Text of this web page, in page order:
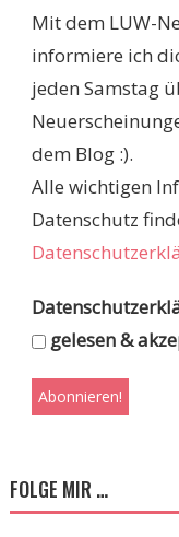
Mit dem LUW-
informiere ich
jeden Samstag
dem Blog :).
Alle wichtigen
Datenschutz
gelesen &
FOLGE MIR …